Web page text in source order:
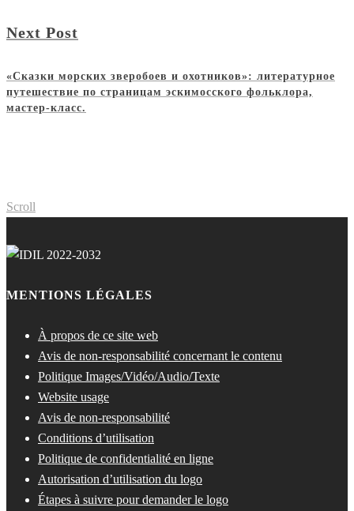
Next Post
«Сказки морских зверобоев и охотников»: литературное
путешествие по страницам эскимосского фольклора,
мастер-класс.
Scroll
MENTIONS LÉGALES
À propos de ce site web
Avis de non-responsabilité concernant le contenu
Politique Images/Vidéo/Audio/Texte
Website usage
Avis de non-responsabilité
Conditions d’utilisation
Politique de confidentialité en ligne
Autorisation d’utilisation du logo
Étapes à suivre pour demander le logo